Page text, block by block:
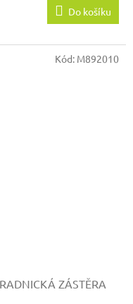
Do košíku
ZÁSTĚRA
Kód: M892010